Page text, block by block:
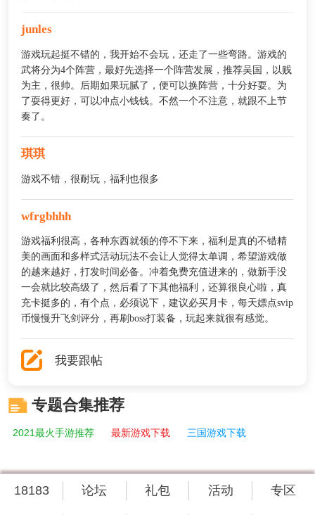
junles
游戏玩起挺不错的，我开始不会玩，还走了一些弯路。游戏的
武将分为4个阵营，最好先选择一个阵营发展，推荐吴国，以贱
为主，很帅。后期如果玩腻了，便可以换阵营，十分好耍。为
了耍得更好，可以冲点小钱钱。不然一个不注意，就跟不上节
奏了。
琪琪
游戏不错，很耐玩，福利也很多
wfrgbhhh
游戏福利很高，各种东西就领的停不下来，福利是真的不错精
美的画面和多样式活动玩法不会让人觉得太单调，希望游戏做
的越来越好，打发时间必备。冲着免费充值进来的，做新手没
一会就比较高级了，然后看了下其他福利，还算很良心啦，真
充卡挺多的，有个点，必须说下，建议必买月卡，每天嫖点svip
币慢慢升飞剑评分，再刷boss打装备，玩起来就很有感觉。
我要跟帖
专题合集推荐
2021最火手游推荐 最新游戏下载 三国游戏下载
18183 论坛 礼包 活动 专区